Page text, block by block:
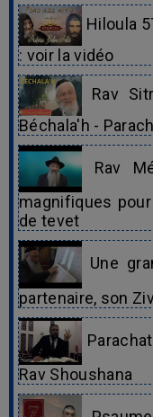
Hiloula
: voir la vidéo
Rav
Béchala'h -
Rav
magnifiques
de tevet
Une
partenaire, son
Rav Shoushana